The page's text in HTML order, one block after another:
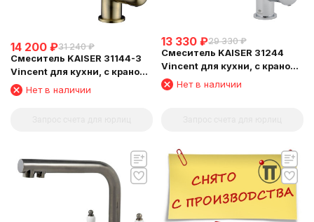
14 200 ₽31 240 ₽
Смеситель KAISER 31144-3
Vincent для кухни, с краном
для питьевой воды,
бронзовый
Нет в наличии
13 330 ₽29 330 ₽
Смеситель KAISER 31244
Vincent для кухни, с краном
для питьевой воды, хром
Нет в наличии